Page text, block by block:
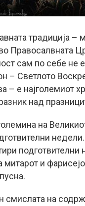
традиција –
Правосалвната
сам по себе не
– Светлото
– е најголемиот
над
на
митарот и
на